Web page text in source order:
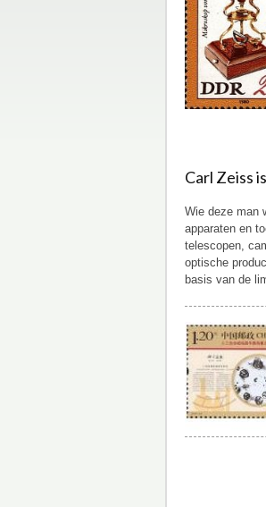
Carl Zeiss
Wie deze man
apparaten en
telescopen,
optische
basis van de